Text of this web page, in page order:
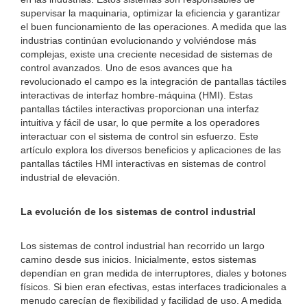
supervisar la maquinaria, optimizar la eficiencia y garantizar
el buen funcionamiento de las operaciones. A medida que las
industrias continúan evolucionando y volviéndose más
complejas, existe una creciente necesidad de sistemas de
control avanzados. Uno de esos avances que ha
revolucionado el campo es la integración de pantallas táctiles
interactivas de interfaz hombre-máquina (HMI). Estas
pantallas táctiles interactivas proporcionan una interfaz
intuitiva y fácil de usar, lo que permite a los operadores
interactuar con el sistema de control sin esfuerzo. Este
artículo explora los diversos beneficios y aplicaciones de las
pantallas táctiles HMI interactivas en sistemas de control
industrial de elevación.
La evolución de los sistemas de control industrial
Los sistemas de control industrial han recorrido un largo
camino desde sus inicios. Inicialmente, estos sistemas
dependían en gran medida de interruptores, diales y botones
físicos. Si bien eran efectivas, estas interfaces tradicionales a
menudo carecían de flexibilidad y facilidad de uso. A medida